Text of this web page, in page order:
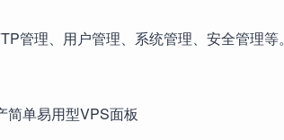
管理、用户管理、系统管理、安全管理等。